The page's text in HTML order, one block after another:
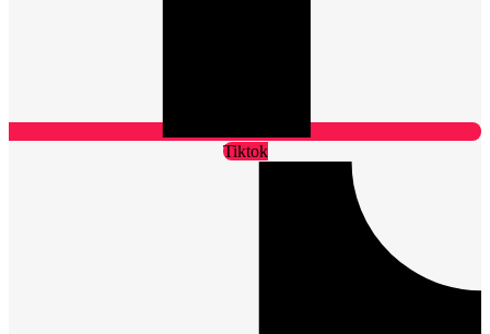
Tiktok